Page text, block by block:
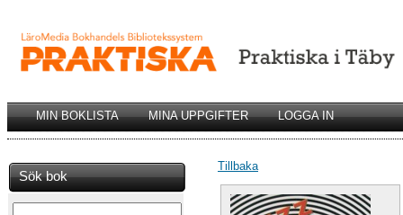
MIN BOKLISTA MINA UPPGIFTER LOGGA IN
Sök bok
Tillbaka